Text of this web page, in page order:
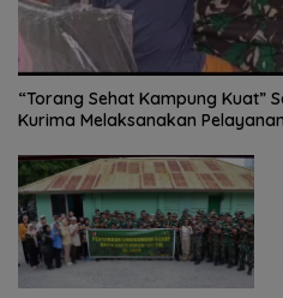
“Torang Sehat Kampung Kuat”
Kurima Melaksanakan